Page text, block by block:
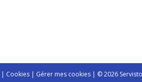
| Cookies | Gérer mes cookies | © 2026